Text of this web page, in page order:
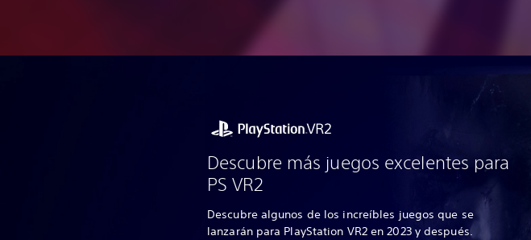
Descubre más juegos excelentes para
PS VR2
Descubre algunos de los increíbles juegos que se
lanzarán para PlayStation VR2 en 2023 y después.